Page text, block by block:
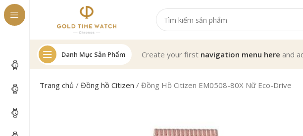
Danh Mục Sản Phẩm Create your first navigation menu here and
Trang chủ /Đồng hồ Citizen /Đồng Hồ Citizen EM0508-80X Nữ Eco-Drive